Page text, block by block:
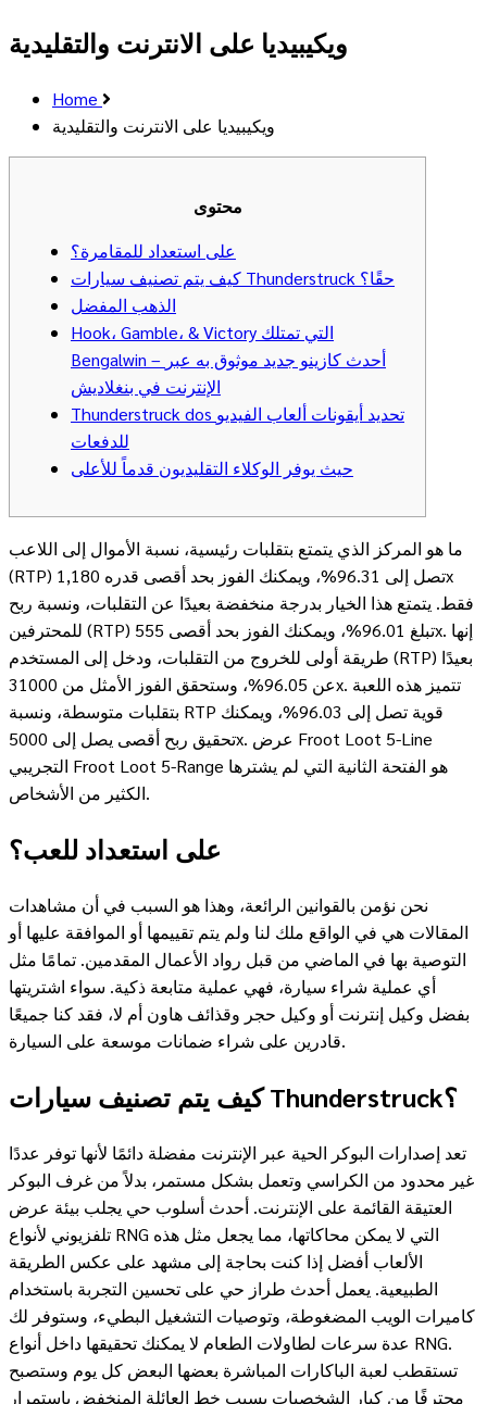
ويكيبيديا على الانترنت والتقليدية
Home
ويكيبيديا على الانترنت والتقليدية
محتوى
على استعداد للمقامرة؟
كيف يتم تصنيف سيارات Thunderstruck حقًا؟
الذهب المفضل
Hook، Gamble، & Victory التي تمتلك
Bengalwin – أحدث كازينو جديد موثوق به عبر
الإنترنت في بنغلاديش
Thunderstruck dos تحديد أيقونات ألعاب الفيديو
للدفعات
حيث يوفر الوكلاء التقليديون قدماً للأعلى
ما هو المركز الذي يتمتع بتقلبات رئيسية، نسبة الأموال إلى اللاعب
(RTP) تصل إلى 96.31%، ويمكنك الفوز بحد أقصى قدره 1,180x
فقط. يتمتع هذا الخيار بدرجة منخفضة بعيدًا عن التقلبات، ونسبة ربح
للمحترفين (RTP) تبلغ 96.01%، ويمكنك الفوز بحد أقصى 555x. إنها
طريقة أولى للخروج من التقلبات، ودخل إلى المستخدم (RTP) بعيدًا
عن 96.05%، وستحقق الفوز الأمثل من 31000x. تتميز هذه اللعبة
بتقلبات متوسطة، ونسبة RTP قوية تصل إلى 96.03%، ويمكنك
تحقيق ربح أقصى يصل إلى 5000x. عرض Froot Loot 5-Line
التجريبي Froot Loot 5-Range هو الفتحة الثانية التي لم يشترها
الكثير من الأشخاص.
على استعداد للعب؟
نحن نؤمن بالقوانين الرائعة، وهذا هو السبب في أن مشاهدات
المقالات هي في الواقع ملك لنا ولم يتم تقييمها أو الموافقة عليها أو
التوصية بها في الماضي من قبل رواد الأعمال المقدمين. تمامًا مثل
أي عملية شراء سيارة، فهي عملية متابعة ذكية. سواء اشتريتها
بفضل وكيل إنترنت أو وكيل حجر وقذائف هاون أم لا، فقد كنا جميعًا
قادرين على شراء ضمانات موسعة على السيارة.
كيف يتم تصنيف سيارات Thunderstruck؟
تعد إصدارات البوكر الحية عبر الإنترنت مفضلة دائمًا لأنها توفر عددًا
غير محدود من الكراسي وتعمل بشكل مستمر، بدلاً من غرف البوكر
العتيقة القائمة على الإنترنت. أحدث أسلوب حي يجلب بيئة عرض
تلفزيوني لأنواع RNG التي لا يمكن محاكاتها، مما يجعل مثل هذه
الألعاب أفضل إذا كنت بحاجة إلى مشهد على عكس الطريقة
الطبيعية. يعمل أحدث طراز حي على تحسين التجربة باستخدام
كاميرات الويب المضغوطة، وتوصيات التشغيل البطيء، وستوفر لك
عدة سرعات لطاولات الطعام لا يمكنك تحقيقها داخل أنواع RNG.
تستقطب لعبة الباكارات المباشرة بعضها البعض كل يوم وستصبح
محترفًا من كبار الشخصيات بسبب خط العائلة المنخفض باستمرار